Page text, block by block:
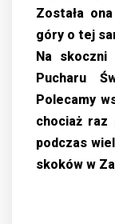
Została
góry o tej
Na skoczni
Pucharu
Polecamy
chociaż raz
podczas
skoków w